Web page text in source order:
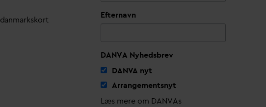
danmarkskort Efternavn
DANVA Nyhedsbrev
DANVA nyt
Arrangementsnyt
Læs mere om DANVAs